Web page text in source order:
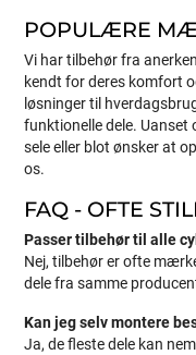
POPULÆRE
Vi har tilbehør fra
kendt for deres komfort
løsninger til
funktionelle dele. Uanset
sele eller blot ønsker at
os.
FAQ - OFTE
Passer tilbehør til alle
Nej, tilbehør er ofte
dele fra samme
Kan jeg selv montere
Ja, de fleste dele kan